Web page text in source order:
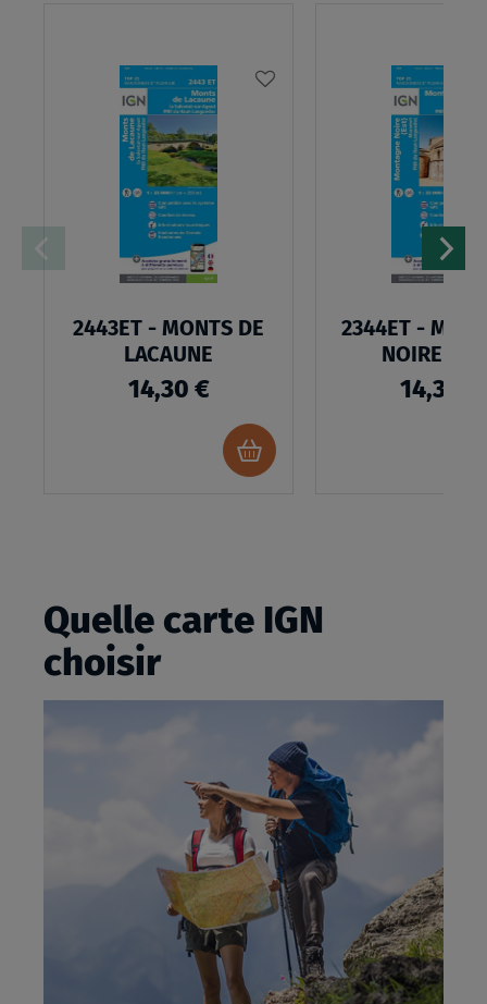
2443ET - MONTS DE
LACAUNE
14,30 €
Ajouter
au
2344ET -
NOIRE
14,30 €
Quelle carte IGN
choisir